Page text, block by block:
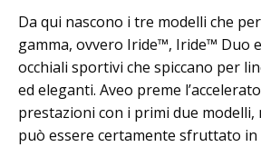
Da qui nascono i tre modelli che
gamma, ovvero Iride™, Iride™ Duo
occhiali sportivi che spiccano per
ed eleganti. Aveo preme
prestazioni con i primi due
può essere certamente sfruttato in